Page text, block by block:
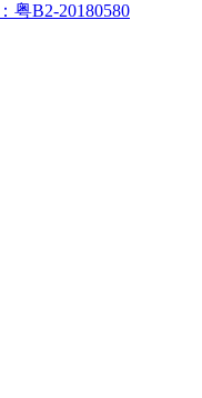
粤B2-20180580